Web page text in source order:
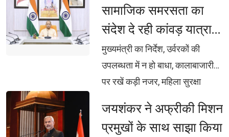
सामाजिक समरसता का
संदेश दे रही कांवड़ यात्रा:
CM योगी
मुख्यमंत्री का निर्देश, उर्वरकों की
उपलब्धता में न हो बाधा, कालाबाजारी
पर रखें कड़ी नजर, महिला सुरक्षा
और प्रभावी बनाएं, बाढ़ प्रभावित क्षेत्रों
में राहत कार्यों में न आए कोई कमी,
जयशंकर ने अफ्रीकी मिशन
प्रमुखों के साथ साझा किया